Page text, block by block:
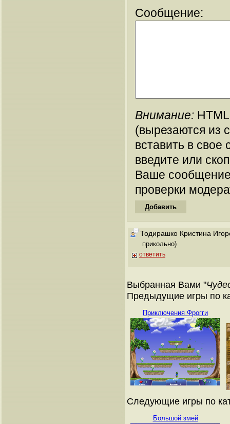
Сообщение:
Внимание:
(вырезаются из
вставить в
введите или
Ваше
проверки
Тодирашко Кристина
прикольно)
ответить
Выбранная Вами "
Предыдущие игры по
Приключения Фрогги
Следующие игры по
Большой змей